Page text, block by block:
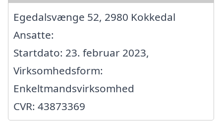
Egedalsvænge 52, 2980 Kokkedal
Ansatte:
Startdato: 23. februar 2023,
Virksomhedsform:
Enkeltmandsvirksomhed
CVR: 43873369